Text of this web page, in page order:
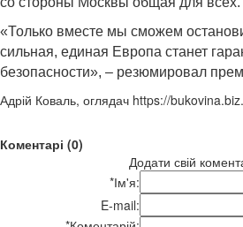
«Только вместе мы сможем
сильная, единая Европа станет
безопасности», – резюмировал
Адрій Коваль, оглядач https://
Коментарі (0)
Додати свій
*Ім'я:
E-mail: